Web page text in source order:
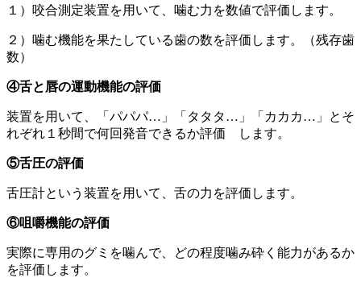
１）咬合測定装置を用いて、噛む力を数値で評価します。
２）噛む機能を果たしている歯の数を評価します。（残存歯
数）
④舌と唇の運動機能の評価
装置を用いて、「パパパ…」「タタタ…」「カカカ…」とそ
れぞれ１秒間で何回発音できるか評価 します。
⑤舌圧の評価
舌圧計という装置を用いて、舌の力を評価します。
⑥咀嚼機能の評価
実際に専用のグミを噛んで、どの程度噛み砕く能力があるか
を評価します。